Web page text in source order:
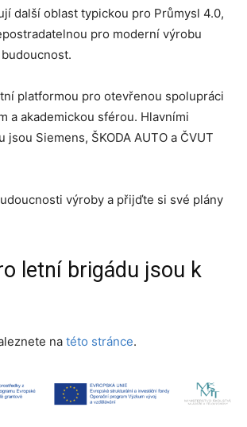
další oblast typickou pro Průmysl 4.0,
pro moderní výrobu
platformou pro otevřenou spolupráci
a akademickou sférou. Hlavními
Siemens, ŠKODA AUTO a ČVUT
výroby a přijďte si své plány
letní brigádu jsou k
na této stránce.